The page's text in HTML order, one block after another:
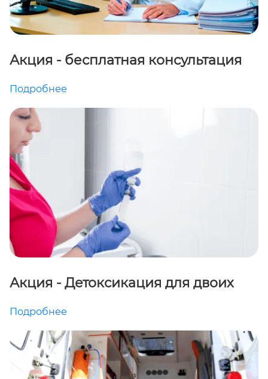
Акция - бесплатная консультация
Подробнее
Акция - Детоксикация для двоих
Подробнее